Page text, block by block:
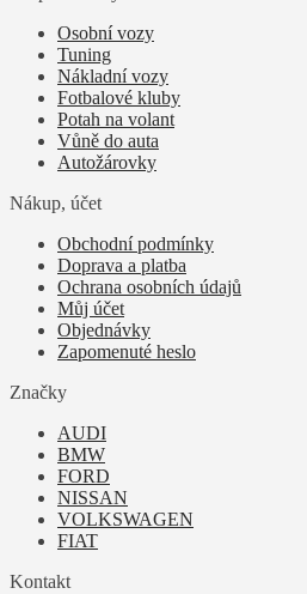
Osobní vozy
Tuning
Nákladní vozy
Fotbalové kluby
Potah na volant
Vůně do auta
Autožárovky
Nákup, účet
Obchodní podmínky
Doprava a platba
Ochrana osobních údajů
Můj účet
Objednávky
Zapomenuté heslo
Značky
AUDI
BMW
FORD
NISSAN
VOLKSWAGEN
FIAT
Kontakt